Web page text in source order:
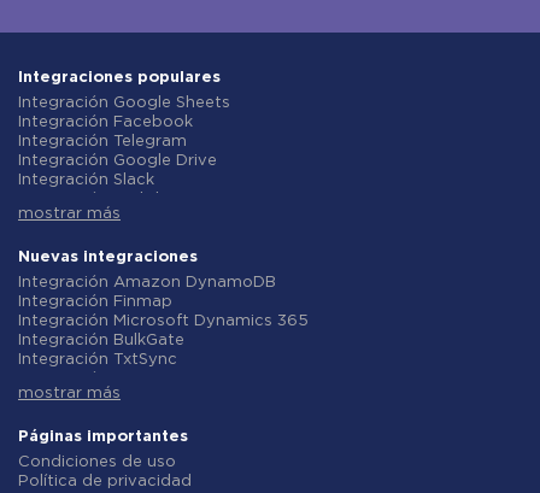
Integraciones populares
Integración Google Sheets
Integración Facebook
Integración Telegram
Integración Google Drive
Integración Slack
Integración Gmail
Integración ClickUp
Integración Airtable
Integración Google Contacts
Integración OpenAI (ChatGPT)
Integración Instagram
Integración ActiveCampaign
Integración Typeform
Integración Salesforce CRM
Integración Notion
Integración AWeber
Integración Asana
mostrar más
Nuevas integraciones
Integración Amazon DynamoDB
Integración Finmap
Integración Microsoft Dynamics 365
Integración BulkGate
Integración TxtSync
Integración Corezoid
Integración Instasent
Integración AtomPark
Integración TXTImpact
mostrar más
Páginas importantes
Condiciones de uso
Política de privacidad